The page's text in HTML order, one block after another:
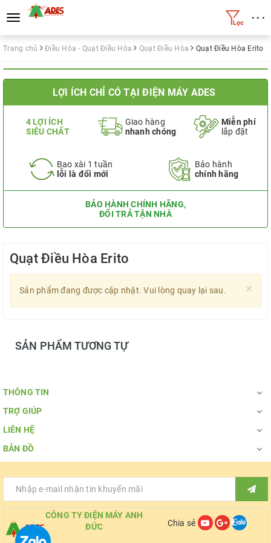
Toggle
navigation
• • •
Trang chủ Điều Hòa - Quạt Điều Hòa Quạt Điều Hòa Quạt Điều Hòa Erito
LỢI ÍCH CHỈ CÓ TẠI ĐIỆN MÁY ADES
4 LỢI ÍCH
SIÊU CHẤT
Giao hàng
nhanh chóng
Miễn phí
lắp đặt
Bao xài 1 tuần
lỗi là đổi mới
Bảo hành
chính hãng
BẢO HÀNH CHÍNH HÃNG,
ĐỔI TRẢ TẬN NHÀ
Quạt Điều Hòa Erito
×
Sản phẩm đang được cập nhật. Vui lòng quay lại sau.
SẢN PHẨM TƯƠNG TỰ
THÔNG TIN
TRỢ GIÚP
LIÊN HỆ
BẢN ĐỒ
CÔNG TY ĐIỆN MÁY ANH
ĐỨC
Chia sẻ